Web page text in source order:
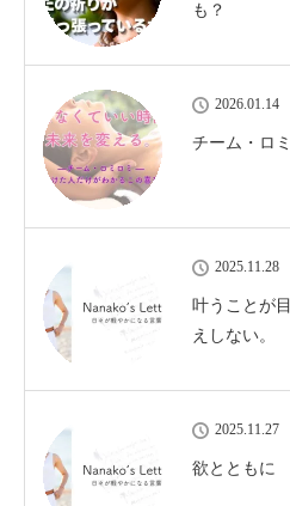
も？
2026.01.14
チーム・ロ
2025.11.28
叶うことが
えしない。
2025.11.27
欲とともに